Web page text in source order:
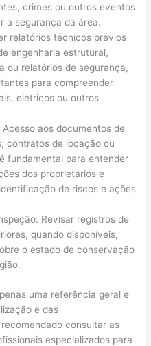
crimes ou outros eventos
a segurança da área.
relatórios técnicos prévios
engenharia estrutural,
ou relatórios de segurança,
para compreender
elétricos ou outros
aos documentos de
contratos de locação ou
fundamental para entender
dos proprietários e
de riscos e ações
Revisar registros de
quando disponíveis,
o estado de conservação
uma referência geral e
e das
consultar as
especializados para